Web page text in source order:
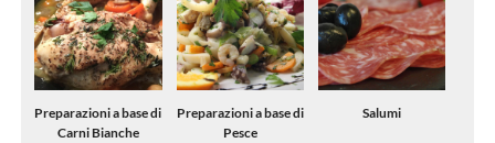
Preparazioni a base di
Carni Bianche
Preparazioni a base di
Pesce
Salumi